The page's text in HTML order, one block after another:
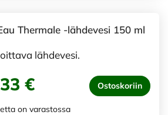
Thermale -lähdevesi 150 ml
lähdevesi.
€ Ostoskoriin
on varastossa